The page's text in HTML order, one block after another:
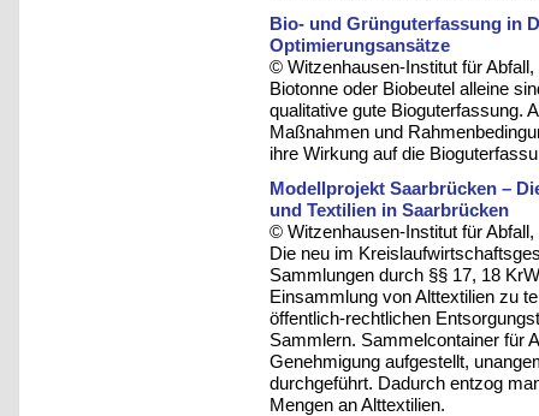
Bio- und Grünguterfassung in
Optimierungsansätze
© Witzenhausen-Institut für
Biotonne oder Biobeutel alleine
qualitative gute Bioguterfassung.
Maßnahmen und
ihre Wirkung auf die
Modellprojekt Saarbrücken –
und Textilien in Saarbrücken
© Witzenhausen-Institut für
Die neu im
Sammlungen durch §§ 17, 18
Einsammlung von Alttextilien zu
öffentlich-rechtlichen
Sammlern. Sammelcontainer für
Genehmigung aufgestellt,
durchgeführt. Dadurch entzog
Mengen an Alttextilien.